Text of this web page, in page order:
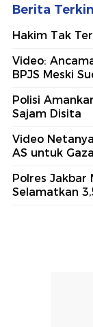
Berita
Hakim Tak
Video:
BPJS Meski
Polisi
Sajam Disita
Video
AS untuk
Polres Jakbar
Selamatkan